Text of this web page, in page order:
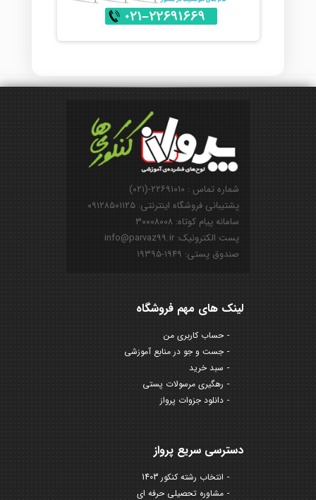
شماره تماس : ۲۲۶۹۱۰۱۰-(۰۲۱)
پشتیبانی فروشگاه اینترنتی: ۰۹۱۲۸۵۰۱۱۲۵
سامانه پیام کوتاه: ۳۰۰۰۸۰۰۸
پست الکترونیک: info@parvaz99.ir
صندوق پستی: ۱۹۴۹-۱۹۳۹۵
لینک های مهم فروشگاه
حساب کاربری من
جست و جو در منابع آموزشی
سبد خرید
رهگیری مرسولات پستی
دانلود جزوات پرواز
دسترسی سریع پرواز
انتخاب رشته کنکور 1403
مشاوره تحصیلی حرفه ای